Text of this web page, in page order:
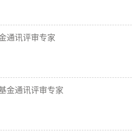
通讯评审专家
金通讯评审专家